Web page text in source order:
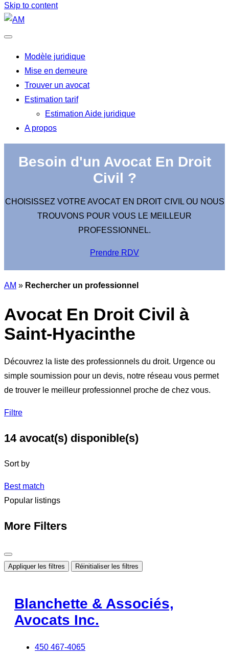
Skip to content
Modèle juridique
Mise en demeure
Trouver un avocat
Estimation tarif
Estimation Aide juridique
A propos
Besoin d'un Avocat En Droit
Civil ?
CHOISISSEZ VOTRE AVOCAT EN DROIT CIVIL OU NOUS
TROUVONS POUR VOUS LE MEILLEUR
PROFESSIONNEL.
Prendre RDV
AM » Rechercher un professionnel
Avocat En Droit Civil à
Saint-Hyacinthe
Découvrez la liste des professionnels du droit. Urgence ou
simple soumission pour un devis, notre réseau vous permet
de trouver le meilleur professionnel proche de chez vous.
Filtre
14avocat(s) disponible(s)
Sort by
Best match
Popular listings
More Filters
Appliquer les filtres Réinitialiser les filtres
Blanchette & Associés,
Avocats Inc.
450 467-4065